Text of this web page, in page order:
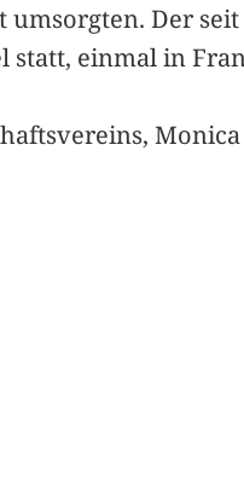
Der
statt, einmal in